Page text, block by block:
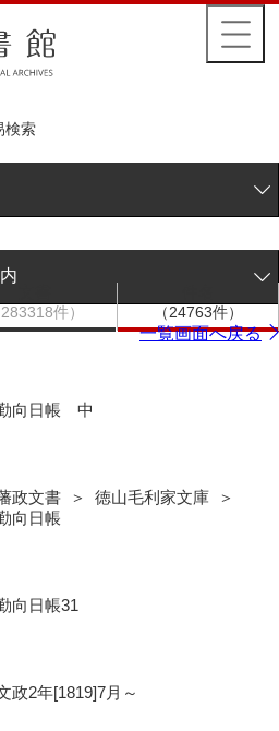
検索
283318件）
（24763件）
一覧画面へ戻る
向日帳 中
政文書 ＞ 徳山毛利家文庫 ＞
向日帳
向日帳31
政2年[1819]7月～